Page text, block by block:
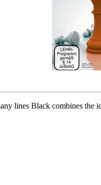
lines Black combines